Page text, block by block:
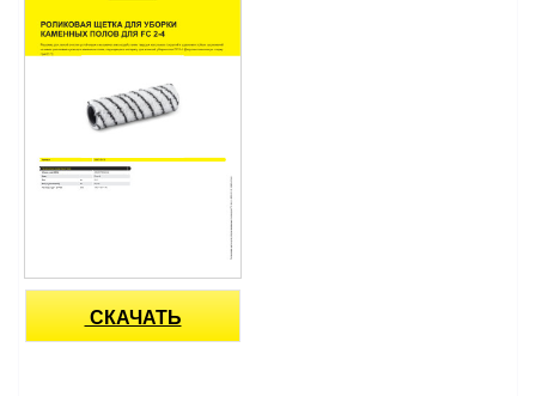
СКАЧАТЬ